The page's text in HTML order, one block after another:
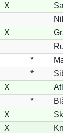
X
X
*
*
X
*
X
X